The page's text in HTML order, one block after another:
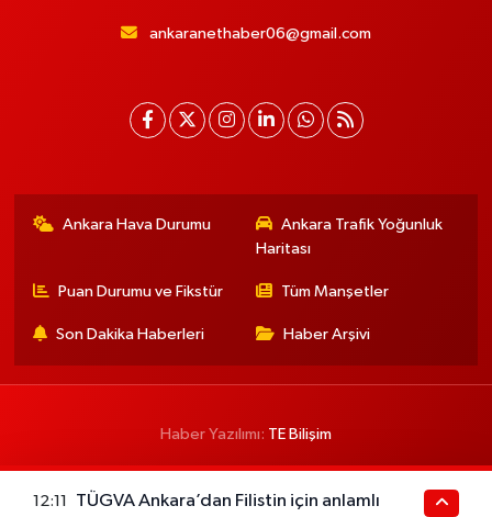
ankaranethaber06@gmail.com
Ankara Hava Durumu
Ankara Trafik Yoğunluk
Haritası
Puan Durumu ve Fikstür Tüm Manşetler
Son Dakika Haberleri Haber Arşivi
Haber Yazılımı: TE Bilişim
12:11
TÜGVA Ankara’dan Filistin için anlamlı